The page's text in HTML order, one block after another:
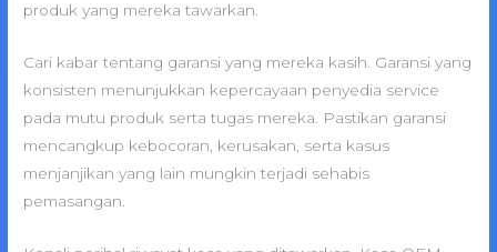
produk yang mereka tawarkan.
Cari kabar tentang garansi yang mereka kasih. Garansi yang
konsisten menunjukkan kepercayaan penyedia service
pada mutu produk serta tugas mereka. Pastikan garansi
mencangkup kebocoran, kerusakan, serta kasus
menjanjikan yang lain mungkin terjadi sehabis
pemasangan.